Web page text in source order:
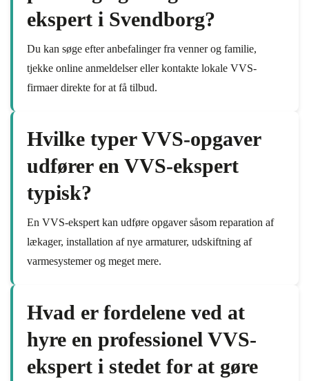
ekspert i Svendborg?
Du kan søge efter anbefalinger fra venner og familie,
tjekke online anmeldelser eller kontakte lokale VVS-
firmaer direkte for at få tilbud.
Hvilke typer VVS-opgaver
udfører en VVS-ekspert
typisk?
En VVS-ekspert kan udføre opgaver såsom reparation af
lækager, installation af nye armaturer, udskiftning af
varmesystemer og meget mere.
Hvad er fordelene ved at
hyre en professionel VVS-
ekspert i stedet for at gøre